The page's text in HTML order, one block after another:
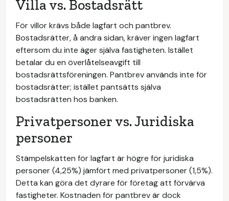
Villa vs. Bostadsrätt
För villor krävs både lagfart och pantbrev.
Bostadsrätter, å andra sidan, kräver ingen lagfart
eftersom du inte äger själva fastigheten. Istället
betalar du en överlåtelseavgift till
bostadsrättsföreningen. Pantbrev används inte för
bostadsrätter; istället pantsätts själva
bostadsrätten hos banken.
Privatpersoner vs. Juridiska
personer
Stämpelskatten för lagfart är högre för juridiska
personer (4,25%) jämfört med privatpersoner (1,5%).
Detta kan göra det dyrare för företag att förvärva
fastigheter. Kostnaden för pantbrev är dock